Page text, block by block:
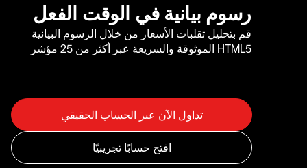
رسوم بيانية في الوقت الفعل
قم بتحليل تقلبات الأسعار من خلال الرسوم البيانية
HTML5 الموثوقة والسريعة عبر أكثر من 25 مؤشر